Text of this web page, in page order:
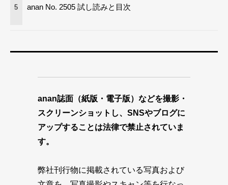
5 anan No. 2505 試し読みと目次
anan誌面（紙版・電子版）などを撮影・
スクリーンショットし、SNSやブログに
アップすることは法律で禁止されていま
す。
弊社刊行物に掲載されている写真および